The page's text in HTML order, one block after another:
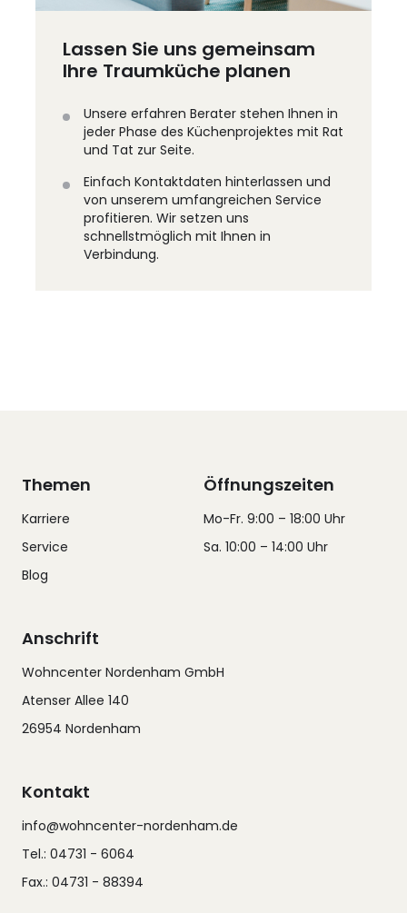
Lassen Sie uns gemeinsam
Ihre Traumküche planen
Unsere erfahren Berater stehen Ihnen in
jeder Phase des Küchenprojektes mit Rat
und Tat zur Seite.
Einfach Kontaktdaten hinterlassen und
von unserem umfangreichen Service
profitieren. Wir setzen uns
schnellstmöglich mit Ihnen in
Verbindung.
Themen
Karriere
Service
Blog
Öffnungszeiten
Mo-Fr. 9:00 – 18:00 Uhr
Sa. 10:00 – 14:00 Uhr
Anschrift
Wohncenter Nordenham GmbH
Atenser Allee 140
26954 Nordenham
Kontakt
info@wohncenter-nordenham.de
Tel.: 04731 - 6064
Fax.: 04731 - 88394